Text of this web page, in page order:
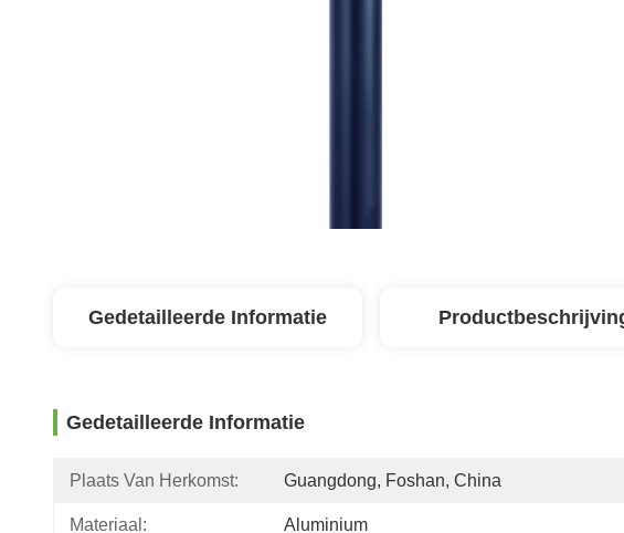
Gedetailleerde Informatie
Gedetailleerde Informatie
Plaats Van Herkomst: Guangdong, Foshan, China
Materiaal: Aluminium